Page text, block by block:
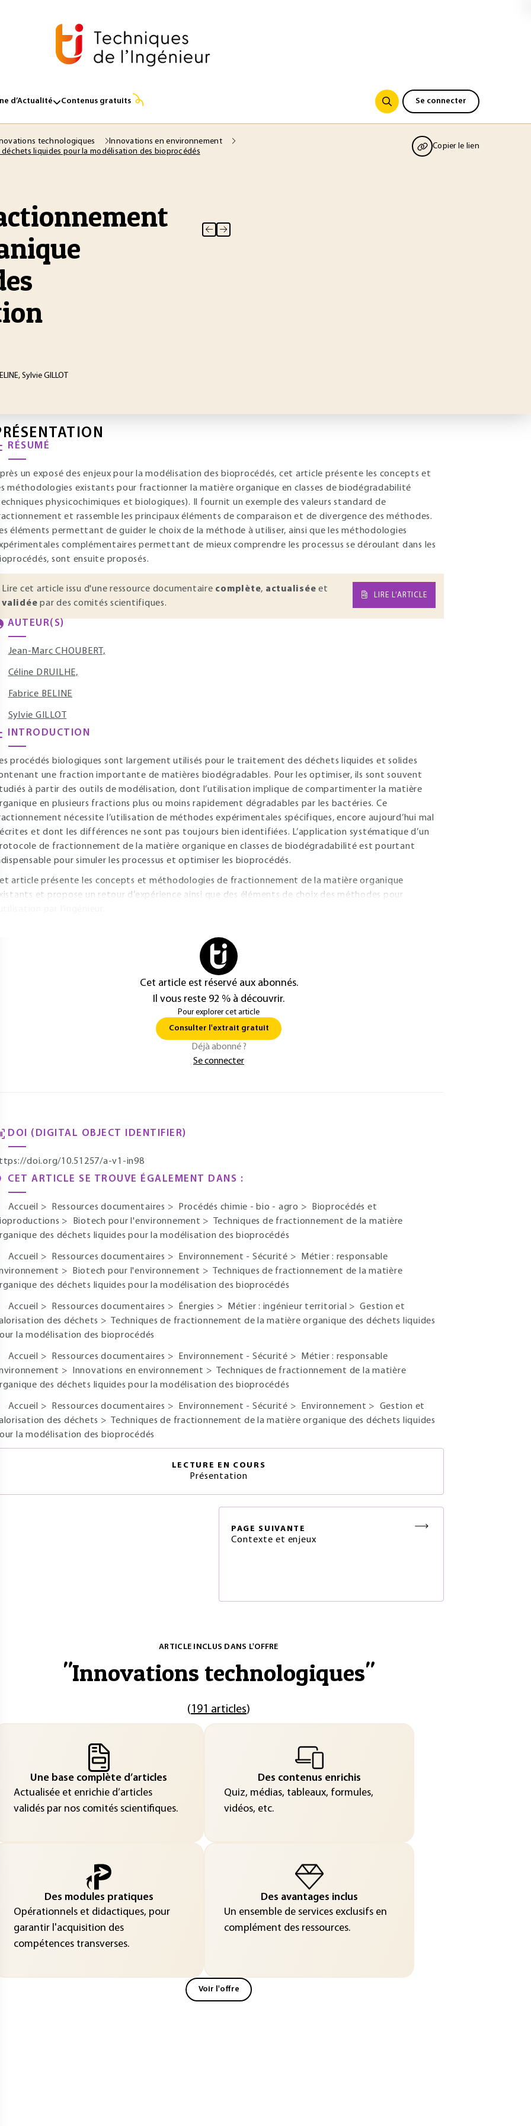
d’Actualité Contenus gratuits Se connecter
technologiques
Innovations en environnement
liquides pour la modélisation des bioprocédés
Copier le lien
Sylvie GILLOT
RÉSUMÉ
un exposé des enjeux pour la modélisation des bioprocédés, cet article présente les concepts et
méthodologies existants pour fractionner la matière organique en classes de biodégradabilité
physicochimiques et biologiques). Il fournit un exemple des valeurs standard de
et rassemble les principaux éléments de comparaison et de divergence des méthodes.
éléments permettant de guider le choix de la méthode à utiliser, ainsi que les méthodologies
complémentaires permettant de mieux comprendre les processus se déroulant dans les
sont ensuite proposés.
Lire cet article issu d'une ressource documentaire complète, actualisée et
validée par des comités scientifiques.
LIRE L’ARTICLE
AUTEUR(S)
Jean-Marc CHOUBERT,
Céline DRUILHE,
Fabrice BELINE
Sylvie GILLOT
INTRODUCTION
procédés biologiques sont largement utilisés pour le traitement des déchets liquides et solides
une fraction importante de matières biodégradables. Pour les optimiser, ils sont souvent
à partir des outils de modélisation, dont l’utilisation implique de compartimenter la matière
en plusieurs fractions plus ou moins rapidement dégradables par les bactéries. Ce
nécessite l’utilisation de méthodes expérimentales spécifiques, encore aujourd’hui mal
et dont les différences ne sont pas toujours bien identifiées. L’application systématique d’un
de fractionnement de la matière organique en classes de biodégradabilité est pourtant
pour simuler les processus et optimiser les bioprocédés.
article présente les concepts et méthodologies de fractionnement de la matière organique
et propose un retour d’expérience ainsi que des éléments de choix des méthodes pour
Cet article est réservé aux abonnés.
Il vous reste 92 % à découvrir.
Pour explorer cet article
Consulter l'extrait gratuit
Déjà abonné ?
Se connecter
DOI (DIGITAL OBJECT IDENTIFIER)
doi.org/10.51257/a-v1-in98
CET ARTICLE SE TROUVE ÉGALEMENT DANS :
Accueil > Ressources documentaires > Procédés chimie - bio - agro >
Bioprocédés et
> Biotech pour l'environnement >
Techniques de fractionnement de la matière
des déchets liquides pour la modélisation des bioprocédés
Accueil > Ressources documentaires > Environnement - Sécurité >
Métier : responsable
> Biotech pour l'environnement >
Techniques de fractionnement de la matière
des déchets liquides pour la modélisation des bioprocédés
Accueil > Ressources documentaires > Énergies > Métier : ingénieur territorial >Gestion et
des déchets >
Techniques de fractionnement de la matière organique des déchets liquides
la modélisation des bioprocédés
Accueil > Ressources documentaires > Environnement - Sécurité >
Métier : responsable
> Innovations en environnement >
Techniques de fractionnement de la matière
des déchets liquides pour la modélisation des bioprocédés
Accueil > Ressources documentaires > Environnement - Sécurité > Environnement > Gestion et
des déchets >
Techniques de fractionnement de la matière organique des déchets liquides
la modélisation des bioprocédés
LECTURE EN COURS
Présentation
PAGE SUIVANTE
Contexte et enjeux
ARTICLE INCLUS DANS L'OFFRE
"Innovations technologiques"
(191 articles)
Une base complète d’articles
Actualisée et enrichie d’articles
validés par nos comités scientifiques.
Des contenus enrichis
Quiz, médias, tableaux, formules,
vidéos, etc.
Des modules pratiques
Opérationnels et didactiques, pour
garantir l'acquisition des
compétences transverses.
Des avantages inclus
Un ensemble de services exclusifs en
complément des ressources.
Voir l'offre